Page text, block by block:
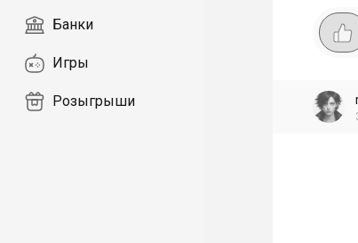
Банки
Игры
Розыгрыши